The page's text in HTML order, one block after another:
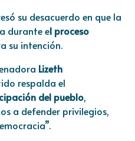
su desacuerdo en que la
durante el proceso
su intención.
Lizeth
respalda el
del pueblo,
a defender privilegios,